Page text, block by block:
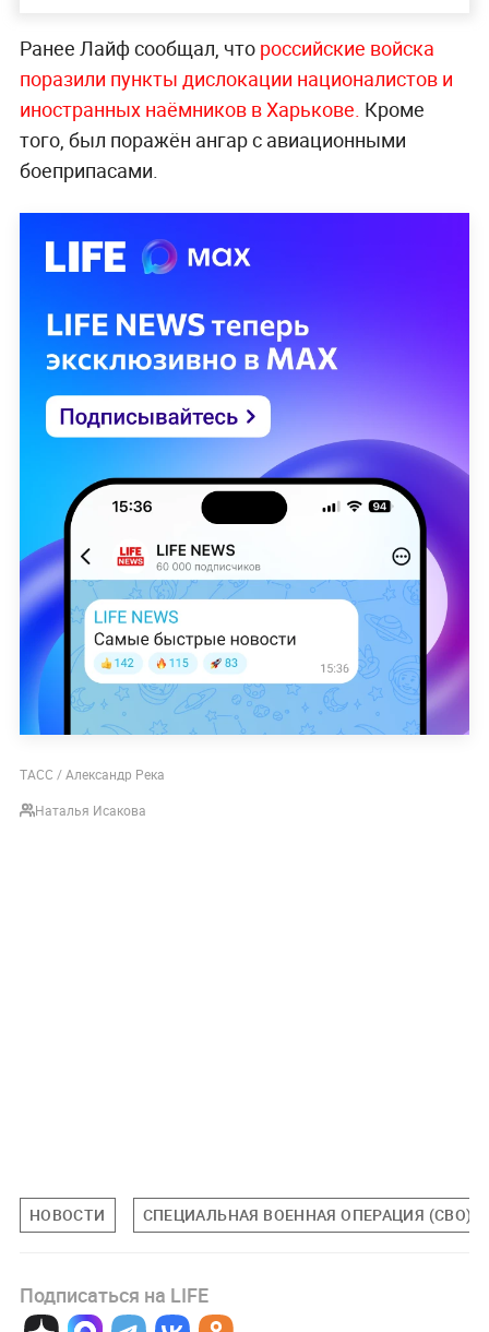
Ранее Лайф сообщал, чтороссийские войска
поразили пункты дислокации националистов и
иностранных наёмников в Харькове. Кроме
того, был поражён ангар с авиационными
боеприпасами.
ТАСС / Александр Река
Наталья Исакова
НОВОСТИ СПЕЦИАЛЬНАЯ ВОЕННАЯ ОПЕРАЦИЯ (СВО)
Подписаться на LIFE